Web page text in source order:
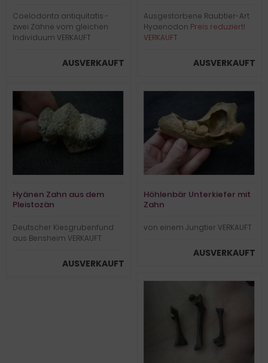
Coelodonta antiquitatis -
zwei Zähne vom gleichen
Individuum VERKAUFT
AUSVERKAUFT
Ausgestorbene Raubtier-Art
Hyaenodon Preis reduziert!
VERKAUFT
AUSVERKAUFT
Hyänen Zahn aus dem
Pleistozän
Deutscher Kiesgrubenfund
aus Bensheim VERKAUFT
AUSVERKAUFT
Höhlenbär Unterkiefer mit
Zahn
von einem Jungtier VERKAUFT
AUSVERKAUFT